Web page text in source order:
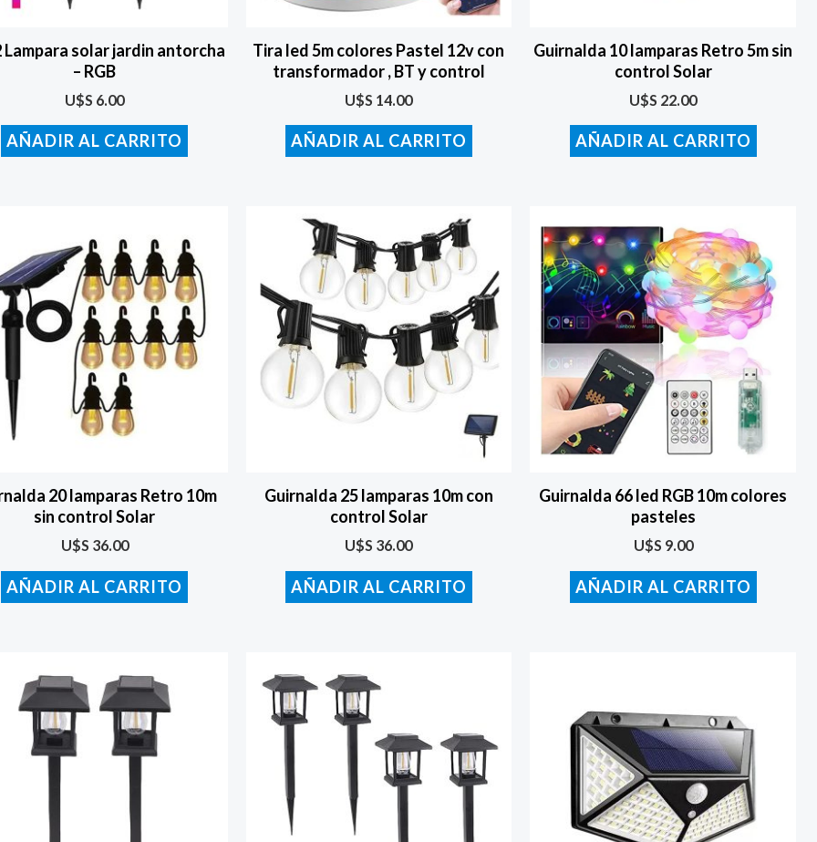
Lampara solar jardin antorcha
– RGB
U$S 6.00
AÑADIR AL CARRITO
Tira led 5m colores Pastel 12v con
transformador , BT y control
U$S 14.00
AÑADIR AL CARRITO
Guirnalda 10 lamparas Retro 5m sin
control Solar
U$S 22.00
AÑADIR AL CARRITO
20 lamparas Retro 10m
sin control Solar
U$S 36.00
AÑADIR AL CARRITO
Guirnalda 25 lamparas 10m con
control Solar
U$S 36.00
AÑADIR AL CARRITO
Guirnalda 66 led RGB 10m colores
pasteles
U$S 9.00
AÑADIR AL CARRITO